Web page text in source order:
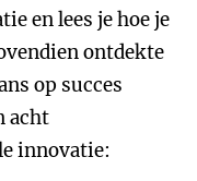
en lees je hoe je
ontdekte
op succes
acht
innovatie: